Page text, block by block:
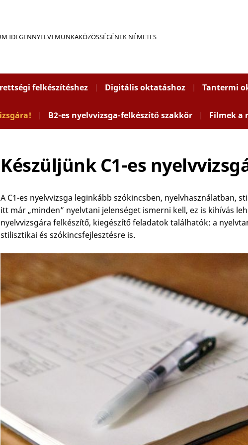
IDEGENNYELVI MUNKAKÖZÖSSÉGÉNEK NÉMETES
felkészítéshez Digitális oktatáshoz Tantermi
B2-es nyelvvizsga-felkészítő szakkör Filmek a
Készüljünk C1-es
A C1-es nyelvvizsga leginkább szókincsben, nyelvhasználatban,
itt már „minden” nyelvtani jelenséget ismerni kell, ez is kihívás
nyelvvizsgára felkészítő, kiegészítő feladatok találhatók: a
stilisztikai és szókincsfejlesztésre is.